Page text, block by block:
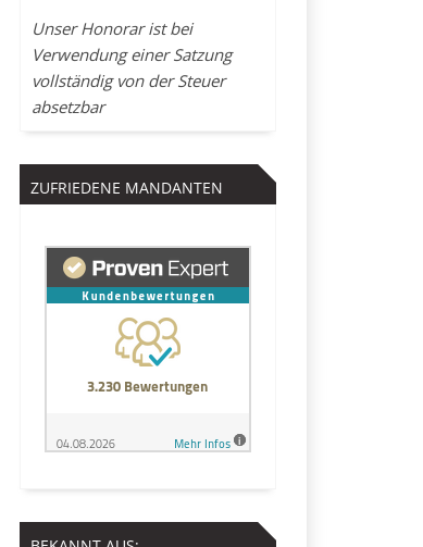
Unser Honorar ist bei
Verwendung einer Satzung
vollständig von der Steuer
absetzbar
ZUFRIEDENE MANDANTEN